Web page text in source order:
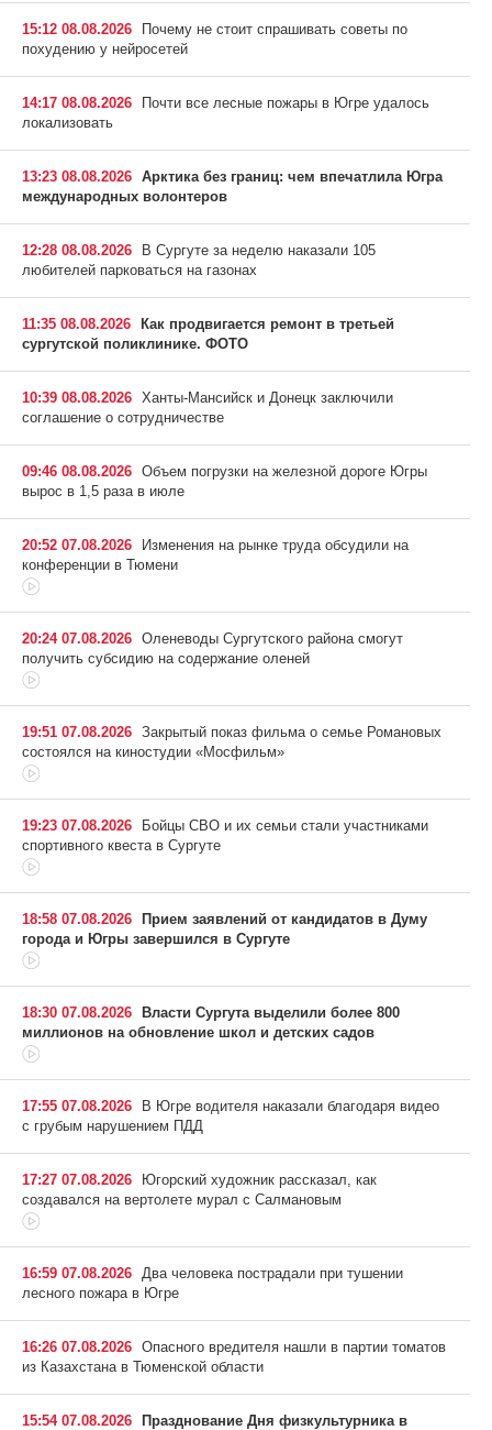
15:12 08.08.2026
Почему не стоит спрашивать советы по
похудению у нейросетей
14:17 08.08.2026
Почти все лесные пожары в Югре удалось
локализовать
13:23 08.08.2026 Арктика без границ: чем впечатлила Югра
международных волонтеров
12:28 08.08.2026
В Сургуте за неделю наказали 105
любителей парковаться на газонах
11:35 08.08.2026 Как продвигается ремонт в третьей
сургутской поликлинике. ФОТО
10:39 08.08.2026 Ханты-Мансийск и Донецк заключили
соглашение о сотрудничестве
09:46 08.08.2026 Объем погрузки на железной дороге Югры
вырос в 1,5 раза в июле
20:52 07.08.2026
Изменения на рынке труда обсудили на
конференции в Тюмени
20:24 07.08.2026 Оленеводы Сургутского района смогут
получить субсидию на содержание оленей
19:51 07.08.2026 Закрытый показ фильма о семье Романовых
состоялся на киностудии «Мосфильм»
19:23 07.08.2026
Бойцы СВО и их семьи стали участниками
спортивного квеста в Сургуте
18:58 07.08.2026 Прием заявлений от кандидатов в Думу
города и Югры завершился в Сургуте
18:30 07.08.2026 Власти Сургута выделили более 800
миллионов на обновление школ и детских садов
17:55 07.08.2026
В Югре водителя наказали благодаря видео
с грубым нарушением ПДД
17:27 07.08.2026
Югорский художник рассказал, как
создавался на вертолете мурал с Салмановым
16:59 07.08.2026
Два человека пострадали при тушении
лесного пожара в Югре
16:26 07.08.2026 Опасного вредителя нашли в партии томатов
из Казахстана в Тюменской области
15:54 07.08.2026 Празднование Дня физкультурника в